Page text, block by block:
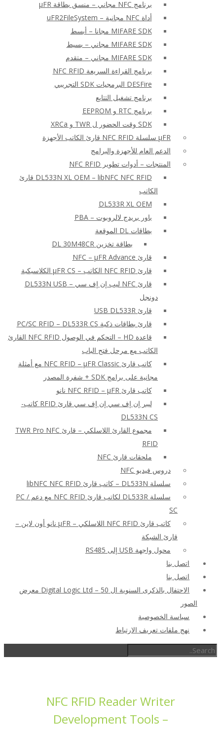
برنامج NFC مجاني – منسق بطاقة μFR
أداة NFC مجانية – uFR2FileSystem
MIFARE SDK مجانا – أبسط
MIFARE SDK مجاني – بسيط
MIFARE SDK مجاني – متقدم
برنامج القراءة السريعة NFC RFID
DESFire البرمجيات SDK التجريبي
برنامج تشغيل التتابع
برنامج RTC و EEPROM
SDK وقت الحضور ل TWR و XRCa
μFR سلسلة NFC RFID قارئ الكاتب الأجهزة
الدعم العام للأجهزة والبرامج
المنتجات – أدوات تطوير NFC RFID
DL533N XL OEM – libNFC NFC RFID قارئ
الكاتب
DL533R XL OEM
باور بريدج لالروبوت – PBA
بطاقات DL الموقعة
بطاقة تخزين DL 30M48CR
قارئ NFC – μFR Advance
قارئ NFC RFID الكاتب – μFR CS الكلاسيكية
قارئ NFC ليب إن إف سي – DL533N USB
دونجل
قارئ USB DL533R
قارئ بطاقات ذكية PC/SC RFID – DL533R CS
قاعدة HD – التحكم في الوصول NFC RFID القارئ
الكاتب مع مرحل فتح الباب
كاتب قارئ NFC RFID – μFR Classic مع أمثلة
مجانية على برامج SDK + شفرة المصدر
كاتب قارئ NFC RFID – μFR نانو
ليبر إن إف سي إن إف سي قارئ RFID كاتب-
DL533N CS
مجموع القارئ اللاسلكي – قارئ TWR Pro NFC
RFID
ملحقات قارئ NFC
دروس فيديو NFC
سلسلة DL533N – كاتب قارئ libNFC NFC RFID
سلسلة DL533R لكاتب قارئ NFC RFID مع دعم PC /
SC
كاتب قارئ NFC RFID اللاسلكي – μFR نانو أون لاين –
قارئ الشبكة
محول واجهة USB إلى RS485
اتصل بنا
اتصل بنا
الاحتفال بالذكرى السنوية ال 50 – Digital Logic Ltd معرض
الصور
سياسة الخصوصية
نهج ملفات تعريف الارتباط
NFC RFID Reader Writer
Development Tools –